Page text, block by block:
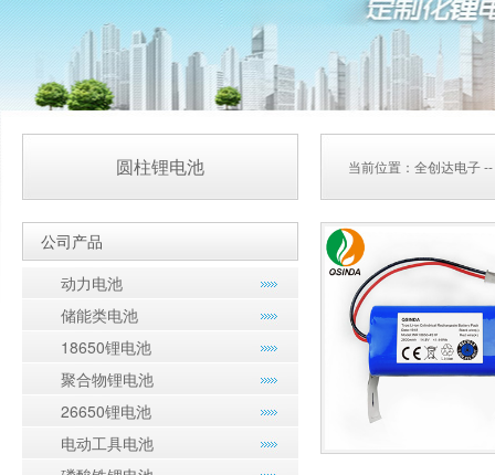
圆柱锂电池
公司产品
动力电池
储能类电池
18650锂电池
聚合物锂电池
26650锂电池
电动工具电池
当前位置： 全创达电子--